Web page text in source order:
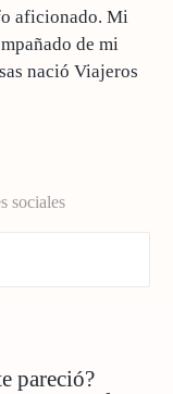
aficionado. Mi
de mi
nació Viajeros
sociales
pareció?